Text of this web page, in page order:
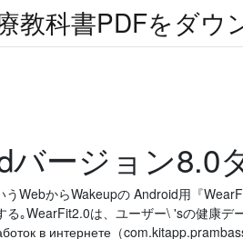
教科書PDFをダウ
バージョン8.0
うWebからWakeupの Android用『
る｡WearFit2.0は、ユーザー\ 'sの健康
в интернете（